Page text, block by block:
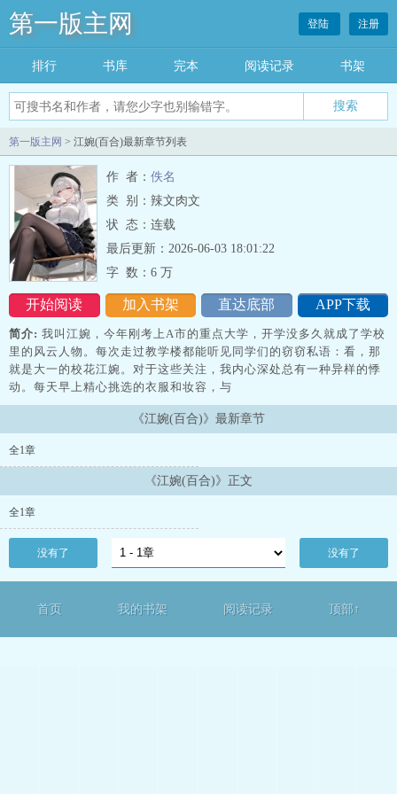
第一版主网
搜索
登陆 注册
排行 书库 完本 阅读记录 书架
第一版主网 > 江婉(百合)最新章节列表
作 者： 佚名
类 别：辣文肉文
状 态：连载
开始阅读 加入书架 直达底部 APP下载
最后更新：2026-06-03 18:01:22
字 数： 6 万
简介: 我叫江婉，今年刚考上A市的重点大学，开学没多久就成了学校
里的风云人物。每次走过教学楼都能听见同学们的窃窃私语：看，那
就是大一的校花江婉。对于这些关注，我内心深处总有一种异样的悸
动。每天早上精心挑选的衣服和妆容，与
《江婉(百合)》最新章节
全1章
《江婉(百合)》正文
全1章
没有了 没有了
首页 我的书架 阅读记录 顶部↑